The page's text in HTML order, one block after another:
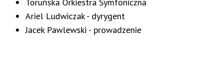
Ariel Ludwiczak - dyrygent
Jacek Pawlewski - prowadzenie